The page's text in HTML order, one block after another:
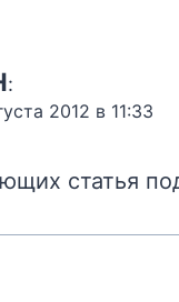
:
2012 в 11:33
статья